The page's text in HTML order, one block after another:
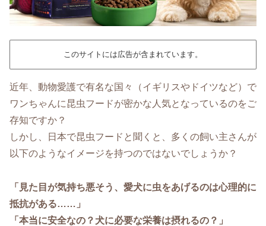
このサイトには広告が含まれています。
近年、動物愛護で有名な国々（イギリスやドイツなど）で
ワンちゃんに昆虫フードが密かな人気となっているのをご
存知ですか？
しかし、日本で昆虫フードと聞くと、多くの飼い主さんが
以下のようなイメージを持つのではないでしょうか？
「見た目が気持ち悪そう、愛犬に虫をあげるのは心理的に
抵抗がある……」
「本当に安全なの？犬に必要な栄養は摂れるの？」